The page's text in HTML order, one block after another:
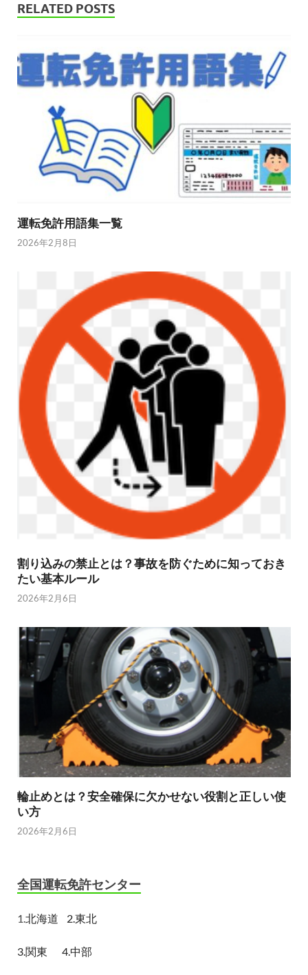
RELATED POSTS
運転免許用語集一覧
2026年2月8日
割り込みの禁止とは？事故を防ぐために知っておき
たい基本ルール
2026年2月6日
輪止めとは？安全確保に欠かせない役割と正しい使
い方
2026年2月6日
全国運転免許センター
1.北海道 2.東北
3.関東 4.中部